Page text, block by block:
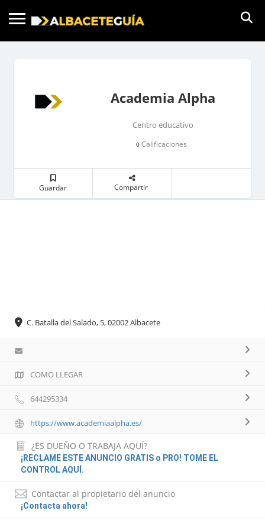
Academia Alpha
Centro educativo
0Calificaciones
Guardar Compartir
C. Batalla del Salado, 5, 02002 Albacete
COMO LLEGAR
644295334
https://www.academiaalpha.es/
¿ES DUEÑO O TRABAJA AQUÍ?
¡RECLAME ESTE ANUNCIO GRATIS o PRO! TOME EL
CONTROL AQUÍ.
Contactar al propietario del anuncio
¡Contacta ahora!